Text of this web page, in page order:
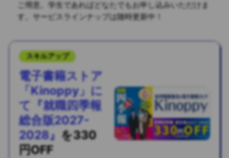
ご用意。 学生であればどなたでもお申し込みいただけま
す。サービスラインナップは随時更新中！
スキルアップ
電子書籍ストア
「Kinoppy」に
て『就職四季報
総合版2027-
2028』 を330
円OFF